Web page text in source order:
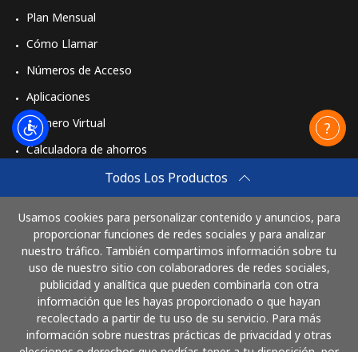
Todos Los Productos
Usamos cookies para personalizar contenido y anuncios, para
proporcionar funciones de redes sociales y para analizar
nuestro tráfico. También compartimos información sobre tu
uso de nuestro sitio con colaboradores de redes sociales,
publicidad y analítica que pueden combinarla con otra
información que les hayas proporcionado o que hayan
recolectado a partir de tu uso de su servicio. Para más
información sobre nuestras prácticas de privacidad y otras
Plan Mensual
Cómo Llamar
Números de Acceso
Aplicaciones
Número Virtual
Calculadora de ahorros
Cómo funciona
Paga con